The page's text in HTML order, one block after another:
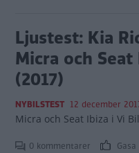
Ljustest: Kia
Micra och Seat
(2017)
NYBILSTEST 12 december
Micra och Seat Ibiza i Vi
0 kommentarer Gasa